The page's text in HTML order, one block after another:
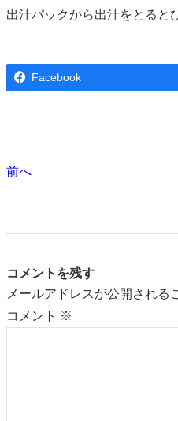
出汁パックから出汁をとると
Facebook
前へ
コメントを残す
メールアドレスが公開される
コメント ※